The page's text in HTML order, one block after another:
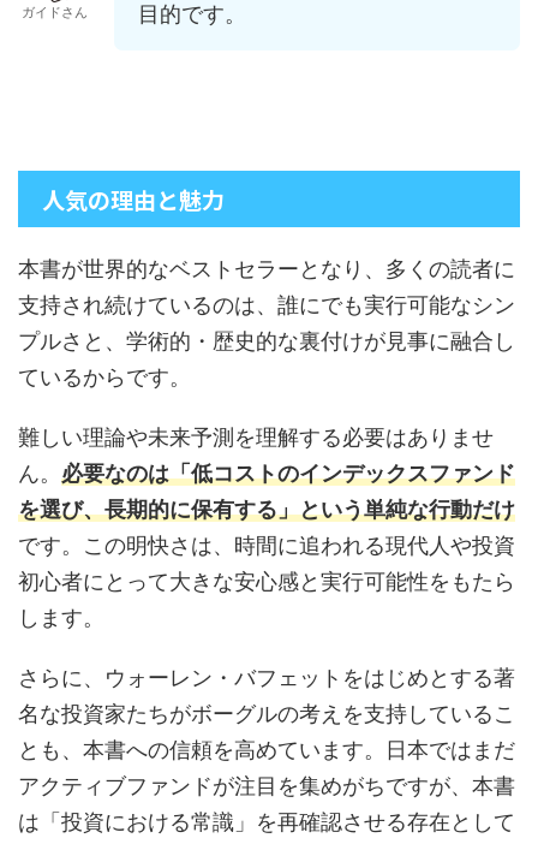
ガイドさん
目的です。
人気の理由と魅力
本書が世界的なベストセラーとなり、多くの読者に
支持され続けているのは、誰にでも実行可能なシン
プルさと、学術的・歴史的な裏付けが見事に融合し
ているからです。
難しい理論や未来予測を理解する必要はありませ
ん。 必要なのは「低コストのインデックスファンド
を選び、長期的に保有する」という単純な行動だけ
です。この明快さは、時間に追われる現代人や投資
初心者にとって大きな安心感と実行可能性をもたら
します。
さらに、ウォーレン・バフェットをはじめとする著
名な投資家たちがボーグルの考えを支持しているこ
とも、本書への信頼を高めています。日本ではまだ
アクティブファンドが注目を集めがちですが、本書
は「投資における常識」を再確認させる存在として